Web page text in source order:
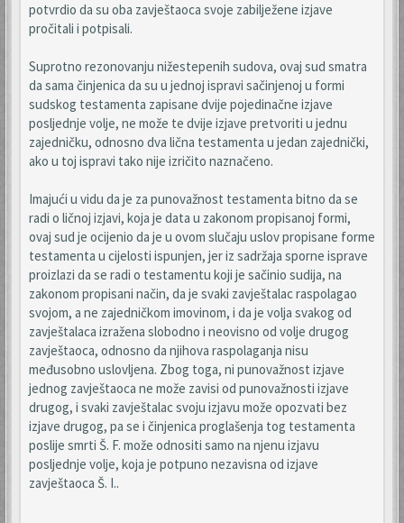
potvrdio da su oba zavještaoca svoje zabilježene izjave
pročitali i potpisali.
Suprotno rezonovanju nižestepenih sudova, ovaj sud smatra
da sama činjenica da su u jednoj ispravi sačinjenoj u formi
sudskog testamenta zapisane dvije pojedinačne izjave
posljednje volje, ne može te dvije izjave pretvoriti u jednu
zajedničku, odnosno dva lična testamenta u jedan zajednički,
ako u toj ispravi tako nije izričito naznačeno.
Imajući u vidu da je za punovažnost testamenta bitno da se
radi o ličnoj izjavi, koja je data u zakonom propisanoj formi,
ovaj sud je ocijenio da je u ovom slučaju uslov propisane forme
testamenta u cijelosti ispunjen, jer iz sadržaja sporne isprave
proizlazi da se radi o testamentu koji je sačinio sudija, na
zakonom propisani način, da je svaki zavještalac raspolagao
svojom, a ne zajedničkom imovinom, i da je volja svakog od
zavještalaca izražena slobodno i neovisno od volje drugog
zavještaoca, odnosno da njihova raspolaganja nisu
međusobno uslovljena. Zbog toga, ni punovažnost izjave
jednog zavještaoca ne može zavisi od punovažnosti izjave
drugog, i svaki zavještalac svoju izjavu može opozvati bez
izjave drugog, pa se i činjenica proglašenja tog testamenta
poslije smrti Š. F. može odnositi samo na njenu izjavu
posljednje volje, koja je potpuno nezavisna od izjave
zavještaoca Š. I..